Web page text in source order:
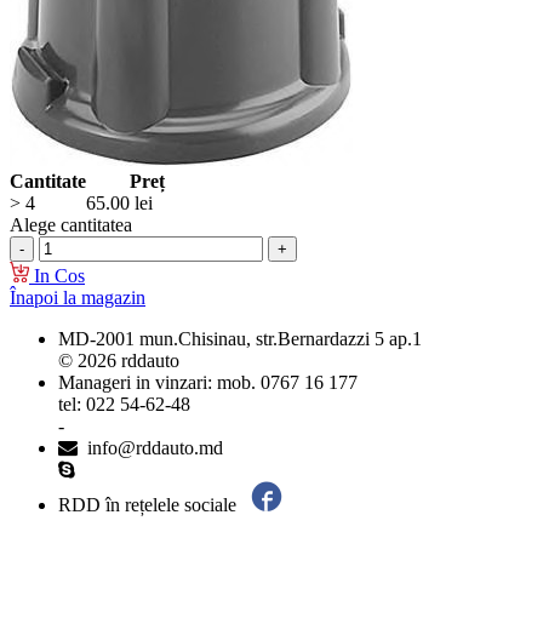
Cantitate
Preț
> 4
65.00 lei
Alege cantitatea
In Cos
Înapoi la magazin
MD-2001 mun.Chisinau, str.Bernardazzi 5 ap.1
© 2026 rddauto
Manageri in vinzari: mob. 0767 16 177
tel: 022 54-62-48
-
info@rddauto.md
RDD în rețelele sociale